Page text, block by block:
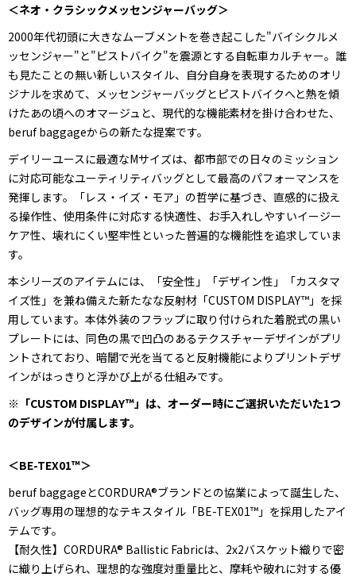
＜ネオ・クラシックメッセンジャーバッグ＞
2000年代初頭に大きなムーブメントを巻き起こした"バイシクルメ
ッセンジャー"と"ピストバイク"を震源とする自転車カルチャー。誰
も見たことの無い新しいスタイル、自分自身を表現するためのオリ
ジナルを求めて、メッセンジャーバッグとピストバイクへと熱を傾
けたあの頃へのオマージュと、現代的な機能素材を掛け合わせた、
beruf baggageからの新たな提案です。
デイリーユースに最適なMサイズは、都市部での日々のミッション
に対応可能なユーティリティバッグとして最高のパフォーマンスを
発揮します。「レス・イズ・モア」の哲学に基づき、直感的に扱え
る操作性、使用条件に対応する快適性、お手入れしやすいイージー
ケア性、壊れにくい堅牢性といった普遍的な機能性を追求していま
す。
本シリーズのアイテムには、「安全性」「デザイン性」「カスタマ
イズ性」を兼ね備えた新たなな反射材「CUSTOM DISPLAY™」を採
用しています。本体外装のフラップに取り付けられた着脱式の黒い
プレートには、同色の黒で凹凸のあるテクスチャーデザインがプリ
ントされており、暗闇で光を当てると反射機能によりプリントデザ
インがはっきりと浮かび上がる仕組みです。
※「CUSTOM DISPLAY™」は、オーダー時にご選択いただいた1つ
のデザインが付属します。
＜BE-TEX01™＞
beruf baggageとCORDURA®ブランドとの協業によって誕生した、
バッグ専用の理想的なテキスタイル「BE-TEX01™」を採用したアイ
テムです。
【耐久性】CORDURA® Ballistic Fabricは、2x2バスケット織りで密
に織り上げられ、理想的な強度対重量比と、摩耗や破れに対する優